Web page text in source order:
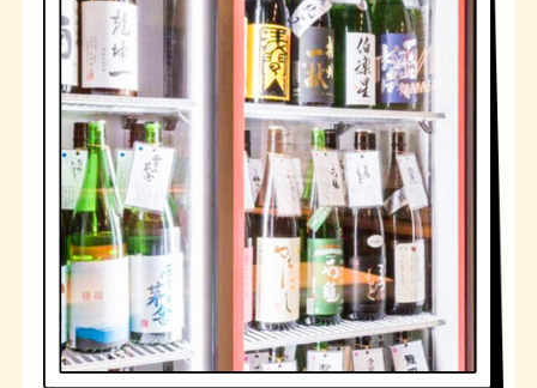
ナポリタン